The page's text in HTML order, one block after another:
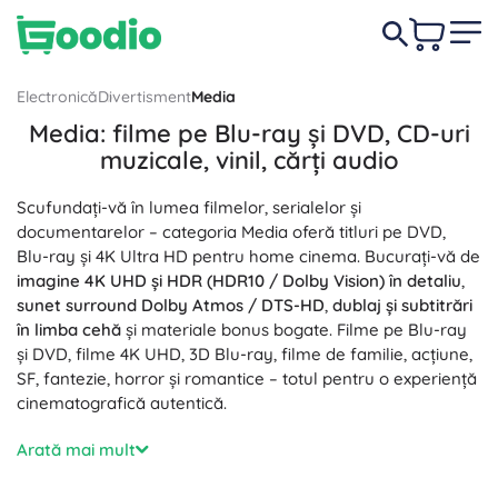
ElectronicăDivertismentMedia
Media: filme pe Blu-ray și DVD, CD-uri
muzicale, vinil, cărți audio
Scufundați-vă în lumea filmelor, serialelor și
documentarelor – categoria Media oferă titluri pe DVD,
Blu-ray și 4K Ultra HD pentru home cinema. Bucurați-vă de
imagine 4K UHD și HDR (HDR10 / Dolby Vision) în detaliu,
sunet surround Dolby Atmos / DTS-HD, dublaj și subtitrări
în limba cehă și materiale bonus bogate. Filme pe Blu-ray
și DVD, filme 4K UHD, 3D Blu-ray, filme de familie, acțiune,
SF, fantezie, horror și romantice – totul pentru o experiență
cinematografică autentică.
Pentru iubitorii de muzică, oferim CD-uri muzicale, discuri
de vinil LP și EP, înregistrări remasterizate, coloane sonore
Arată mai mult